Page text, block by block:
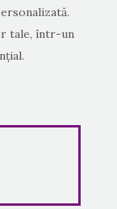
tale, într-un